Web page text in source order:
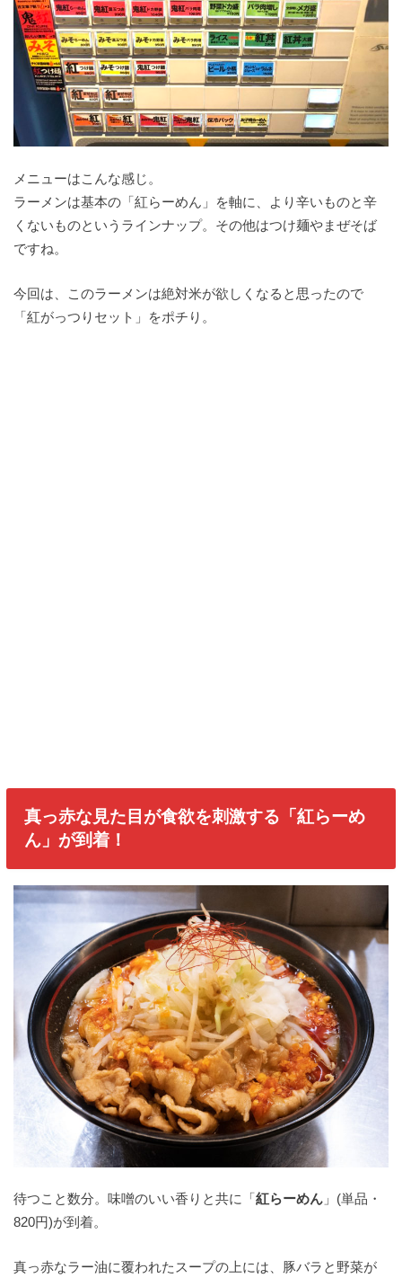
メニューはこんな感じ。
ラーメンは基本の「紅らーめん」を軸に、より辛いものと辛
くないものというラインナップ。その他はつけ麺やまぜそば
ですね。
今回は、このラーメンは絶対米が欲しくなると思ったので
「紅がっつりセット」をポチり。
真っ赤な見た目が食欲を刺激する「紅らーめ
ん」が到着！
待つこと数分。味噌のいい香りと共に「 紅らーめん 」(単品・
820円)が到着。
真っ赤なラー油に覆われたスープの上には、豚バラと野菜が